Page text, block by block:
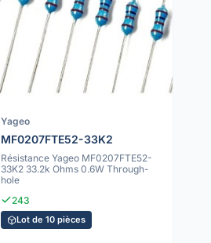
Yageo
MF0207FTE52-33K2
Résistance Yageo MF0207FTE52-
33K2 33.2k Ohms 0.6W Through-
hole
243
Lot de 10 pièces